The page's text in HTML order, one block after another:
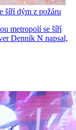
šíří dým z požáru
metropolí se šíří
Denník N napsal,